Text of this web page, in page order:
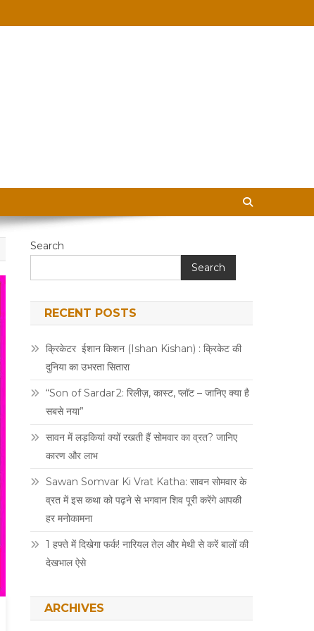
Search
Search
RECENT POSTS
क्रिकेटर ईशान किशन (Ishan Kishan) : क्रिकेट की
दुनिया का उभरता सितारा
“Son of Sardar 2: रिलीज़, कास्ट, प्लॉट – जानिए क्या है
सबसे नया”
सावन में लड़कियां क्यों रखती हैं सोमवार का व्रत? जानिए
कारण और लाभ
Sawan Somvar Ki Vrat Katha: सावन सोमवार के
व्रत में इस कथा को पढ़ने से भगवान शिव पूरी करेंगे आपकी
हर मनोकामना
1 हफ्ते में दिखेगा फर्क! नारियल तेल और मेथी से करें बालों की
देखभाल ऐसे
ARCHIVES